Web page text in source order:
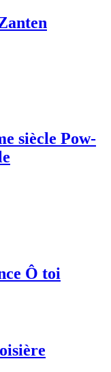
Pow-
Ô toi